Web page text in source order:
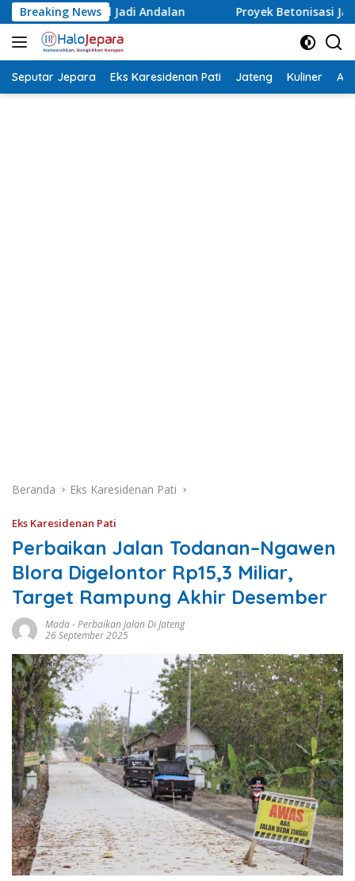
Langsung
ke
konten
Breaking News
Proyek Betonisasi Jalan Rusak Parah di Sekuro
Seputar Jepara Eks Karesidenan Pati Jateng Kuliner
Beranda Eks Karesidenan Pati
Eks Karesidenan Pati
Perbaikan Jalan Todanan–Ngawen
Blora Digelontor Rp15,3 Miliar,
Target Rampung Akhir Desember
Mada-Perbaikan Jalan Di Jateng
26 September 2025